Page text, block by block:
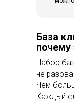
Набор
не
Чем
Каждый
База
почему